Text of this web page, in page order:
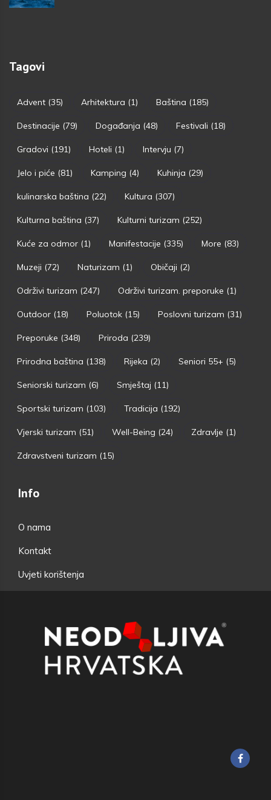
Tagovi
Advent (35) Arhitektura (1) Baština (185)
Destinacije (79) Događanja (48) Festivali (18)
Gradovi (191) Hoteli (1) Intervju (7)
Jelo i piće (81) Kamping (4) Kuhinja (29)
kulinarska baština (22) Kultura (307)
Kulturna baština (37) Kulturni turizam (252)
Kuće za odmor (1) Manifestacije (335) More (83)
Muzeji (72) Naturizam (1) Običaji (2)
Održivi turizam (247) Održivi turizam. preporuke (1)
Outdoor (18) Poluotok (15) Poslovni turizam (31)
Preporuke (348) Priroda (239)
Prirodna baština (138) Rijeka (2) Seniori 55+ (5)
Seniorski turizam (6) Smještaj (11)
Sportski turizam (103) Tradicija (192)
Vjerski turizam (51) Well-Being (24) Zdravlje (1)
Zdravstveni turizam (15)
Info
O nama
Kontakt
Uvjeti korištenja